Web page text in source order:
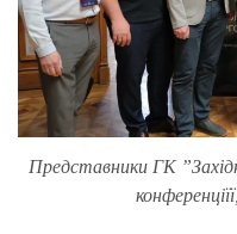
Представники ГК